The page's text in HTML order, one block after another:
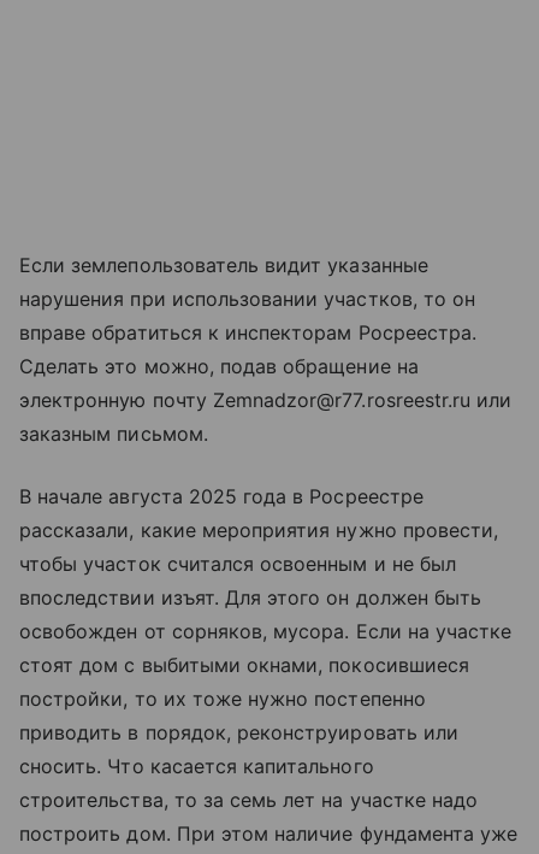
Если землепользователь видит указанные
нарушения при использовании участков, то он
вправе обратиться к инспекторам Росреестра.
Сделать это можно, подав обращение на
электронную почту Zemnadzor@r77.rosreestr.ru или
заказным письмом.
В начале августа 2025 года в Росреестре
рассказали, какие мероприятия нужно провести,
чтобы участок считался освоенным и не был
впоследствии изъят. Для этого он должен быть
освобожден от сорняков, мусора. Если на участке
стоят дом с выбитыми окнами, покосившиеся
постройки, то их тоже нужно постепенно
приводить в порядок, реконструировать или
сносить. Что касается капитального
строительства, то за семь лет на участке надо
построить дом. При этом наличие фундамента уже